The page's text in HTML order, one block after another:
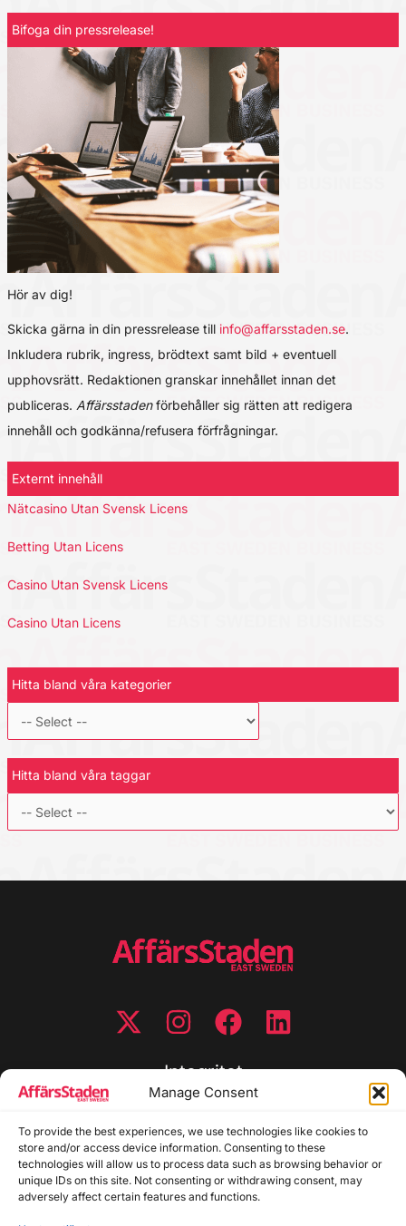
Manage Consent
To provide the best experiences, we use technologies like cookies to
store and/or access device information. Consenting to these
technologies will allow us to process data such as browsing behavior or
unique IDs on this site. Not consenting or withdrawing consent, may
adversely affect certain features and functions.
Bifoga din pressrelease!
Hör av dig!
Skicka gärna in din pressrelease till info@affarsstaden.se.
Inkludera rubrik, ingress, brödtext samt bild + eventuell
upphovsrätt. Redaktionen granskar innehållet innan det
publiceras. Affärsstadenförbehåller sig rätten att redigera
innehåll och godkänna/refusera förfrågningar.
Externt innehåll
Nätcasino Utan Svensk Licens
Betting Utan Licens
Casino Utan Svensk Licens
Casino Utan Licens
Hitta bland våra kategorier
Hitta bland våra taggar
Integritet
Cookiepolicy
Disclaimer
Redaktionell policy
Utgivarinformation